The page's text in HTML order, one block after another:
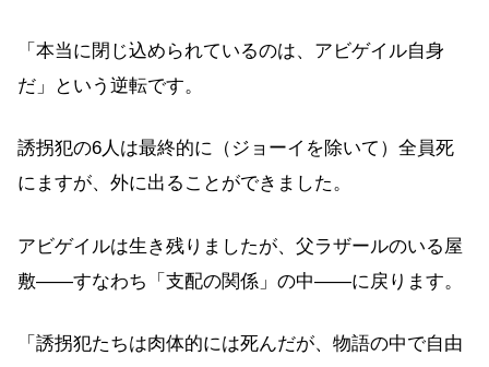
「本当に閉じ込められているのは、アビゲイル自身
だ」という逆転です。
誘拐犯の6人は最終的に（ジョーイを除いて）全員死
にますが、外に出ることができました。
アビゲイルは生き残りましたが、父ラザールのいる屋
敷——すなわち「支配の関係」の中——に戻ります。
「誘拐犯たちは肉体的には死んだが、物語の中で自由